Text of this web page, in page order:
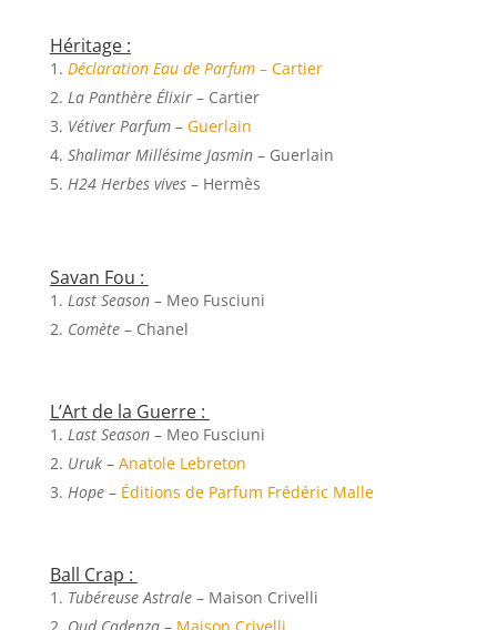
Héritage :
Déclaration Eau de Parfum– Cartier
La Panthère Élixir– Cartier
Vétiver Parfum– Guerlain
Shalimar Millésime Jasmin– Guerlain
H24 Herbes vives– Hermès
Savan Fou :
Last Season– Meo Fusciuni
Comète– Chanel
L’Art de la Guerre :
Last Season– Meo Fusciuni
Uruk– Anatole Lebreton
Hope– Éditions de Parfum Frédéric Malle
Ball Crap :
Tubéreuse Astrale– Maison Crivelli